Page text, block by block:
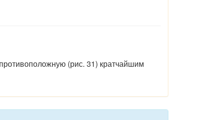
(рис. 31) кратчайшим